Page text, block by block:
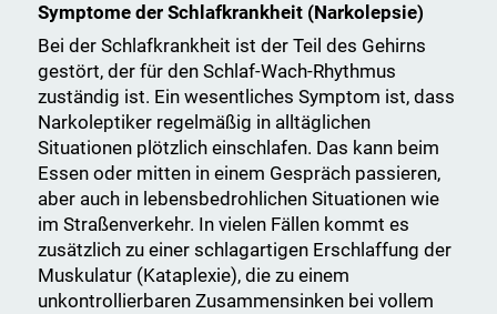
Symptome der Schlafkrankheit (Narkolepsie)
Bei der Schlafkrankheit ist der Teil des Gehirns
gestört, der für den Schlaf-Wach-Rhythmus
zuständig ist. Ein wesentliches Symptom ist, dass
Narkoleptiker regelmäßig in alltäglichen
Situationen plötzlich einschlafen. Das kann beim
Essen oder mitten in einem Gespräch passieren,
aber auch in lebensbedrohlichen Situationen wie
im Straßenverkehr. In vielen Fällen kommt es
zusätzlich zu einer schlagartigen Erschlaffung der
Muskulatur (Kataplexie), die zu einem
unkontrollierbaren Zusammensinken bei vollem